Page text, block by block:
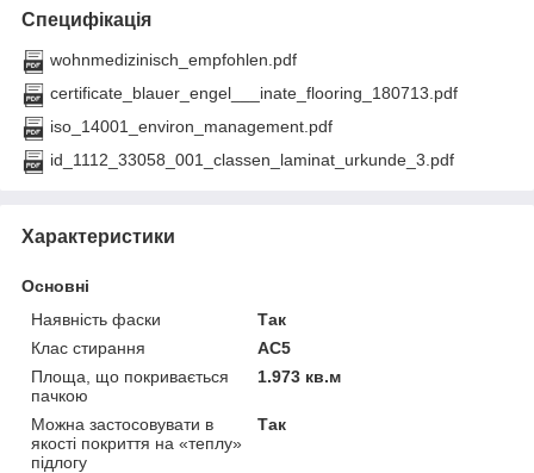
Специфікація
wohnmedizinisch_empfohlen.pdf
certificate_blauer_engel___inate_flooring_180713.pdf
iso_14001_environ_management.pdf
id_1112_33058_001_classen_laminat_urkunde_3.pdf
Характеристики
Основні
Наявність фаски
Так
Клас стирання
АС5
Площа, що покривається
пачкою
1.973 кв.м
Можна застосовувати в
якості покриття на «теплу»
підлогу
Так